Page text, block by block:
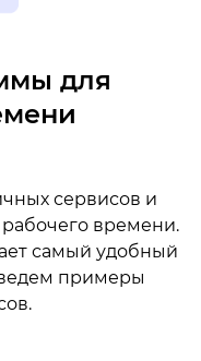
для
сервисов и
времени.
самый удобный
примеры